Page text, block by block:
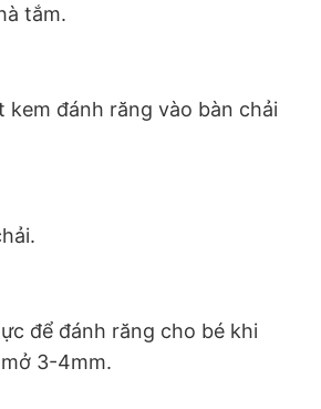
tắm.
kem đánh răng vào bàn chải
để đánh răng cho bé khi
3-4mm.